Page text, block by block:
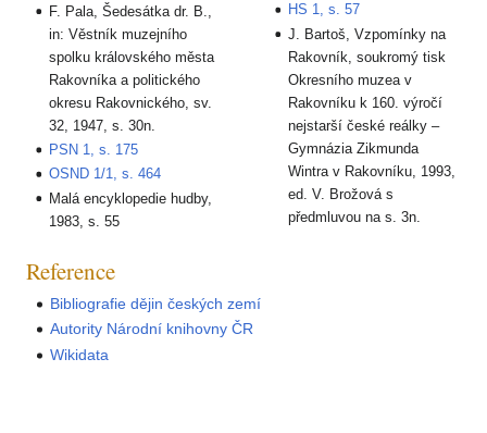
F. Pala, Šedesátka dr. B.,
in: Věstník muzejního
spolku královského města
Rakovníka a politického
okresu Rakovnického, sv.
32, 1947, s. 30n.
PSN 1, s. 175
OSND 1/1, s. 464
Malá encyklopedie hudby,
1983, s. 55
HS 1, s. 57
J. Bartoš, Vzpomínky na
Rakovník, soukromý tisk
Okresního muzea v
Rakovníku k 160. výročí
nejstarší české reálky –
Gymnázia Zikmunda
Wintra v Rakovníku, 1993,
ed. V. Brožová s
předmluvou na s. 3n.
Reference
Bibliografie dějin českých zemí
Autority Národní knihovny ČR
Wikidata